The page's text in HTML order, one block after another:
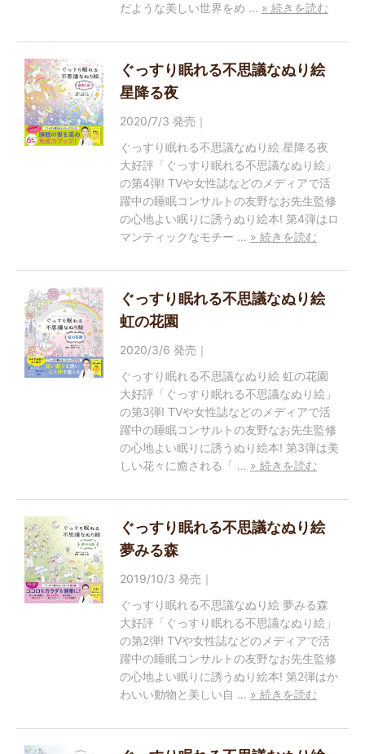
だような美しい世界をめ … » 続きを読む
ぐっすり眠れる不思議なぬり絵
星降る夜
2020/7/3 発売｜
ぐっすり眠れる不思議なぬり絵 星降る夜
大好評「ぐっすり眠れる不思議なぬり絵」
の第4弾! TVや女性誌などのメディアで活
躍中の睡眠コンサルトの友野なお先生監修
の心地よい眠りに誘うぬり絵本! 第4弾はロ
マンティックなモチー … » 続きを読む
ぐっすり眠れる不思議なぬり絵
虹の花園
2020/3/6 発売｜
ぐっすり眠れる不思議なぬり絵 虹の花園
大好評「ぐっすり眠れる不思議なぬり絵」
の第3弾! TVや女性誌などのメディアで活
躍中の睡眠コンサルトの友野なお先生監修
の心地よい眠りに誘うぬり絵本! 第3弾は美
しい花々に癒される「 … » 続きを読む
ぐっすり眠れる不思議なぬり絵
夢みる森
2019/10/3 発売｜
ぐっすり眠れる不思議なぬり絵 夢みる森
大好評「ぐっすり眠れる不思議なぬり絵」
の第2弾! TVや女性誌などのメディアで活
躍中の睡眠コンサルトの友野なお先生監修
の心地よい眠りに誘うぬり絵本! 第2弾はか
わいい動物と美しい自 … » 続きを読む